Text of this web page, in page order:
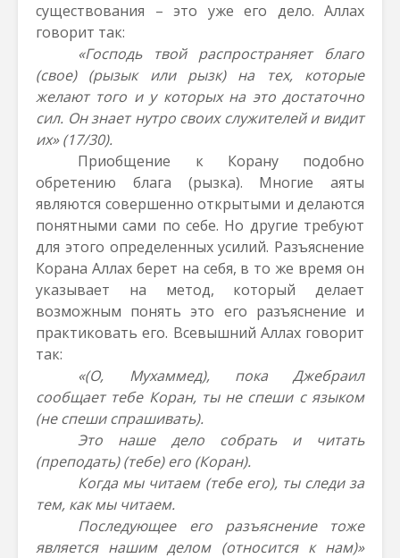
существования – это уже его дело. Аллах
говорит так:
«Господь твой распространяет благо
(свое) (рызык или рызк) на тех, которые
желают того и у которых на это достаточно
сил. Он знает нутро своих служителей и видит
их» (17/30).
Приобщение к Корану подобно
обретению блага (рызка). Многие аяты
являются совершенно открытыми и делаются
понятными сами по себе. Но другие требуют
для этого определенных усилий. Разъяснение
Корана Аллах берет на себя, в то же время он
указывает на метод, который делает
возможным понять это его разъяснение и
практиковать его. Всевышний Аллах говорит
так:
«(О, Мухаммед), пока Джебраил
сообщает тебе Коран, ты не спеши с языком
(не спеши спрашивать).
Это наше дело собрать и читать
(преподать) (тебе) его (Коран).
Когда мы читаем (тебе его), ты следи за
тем, как мы читаем.
Последующее его разъяснение тоже
является нашим делом (относится к нам)»